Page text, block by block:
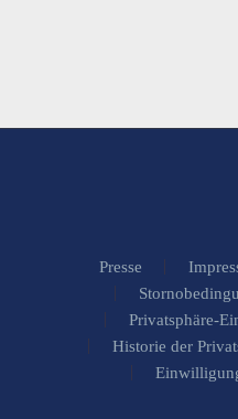
Presse
Privatsphäre-
Historie der